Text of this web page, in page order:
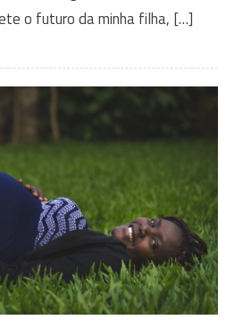
o futuro da minha filha, […]